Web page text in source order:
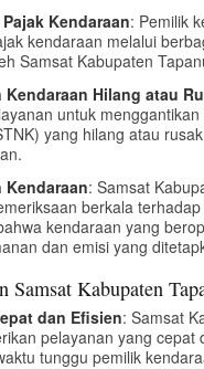
Kendaraan: Pemilik
kendaraan melalui
Samsat Kabupaten
Kendaraan Hilang atau
untuk
yang hilang atau
Kendaraan: Samsat
berkala
kendaraan yang
dan emisi yang
Samsat Kabupaten
dan Efisien: Samsat
pelayanan yang cepat
tunggu pemilik